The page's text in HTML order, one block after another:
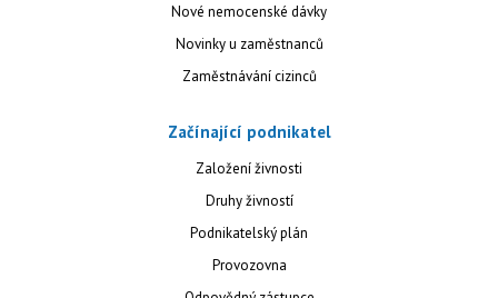
Nové nemocenské dávky
Novinky u zaměstnanců
Zaměstnávání cizinců
Začínající podnikatel
Založení živnosti
Druhy živností
Podnikatelský plán
Provozovna